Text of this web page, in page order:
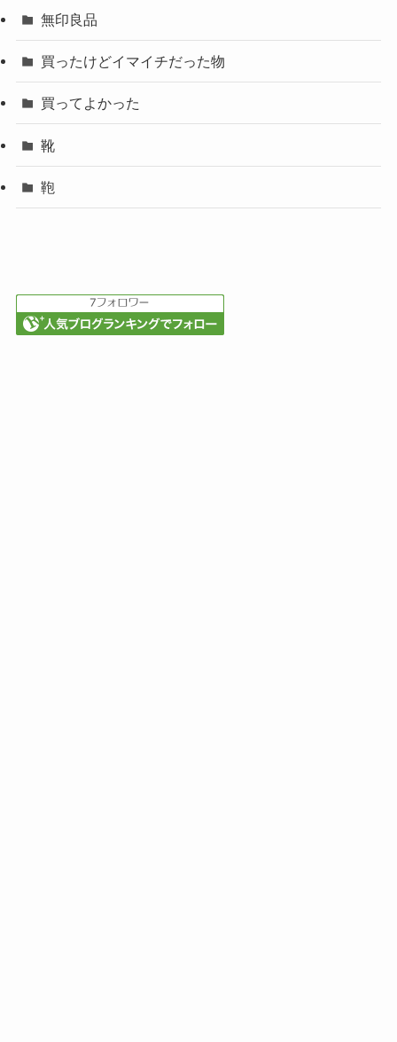
無印良品
買ったけどイマイチだった物
買ってよかった
靴
鞄